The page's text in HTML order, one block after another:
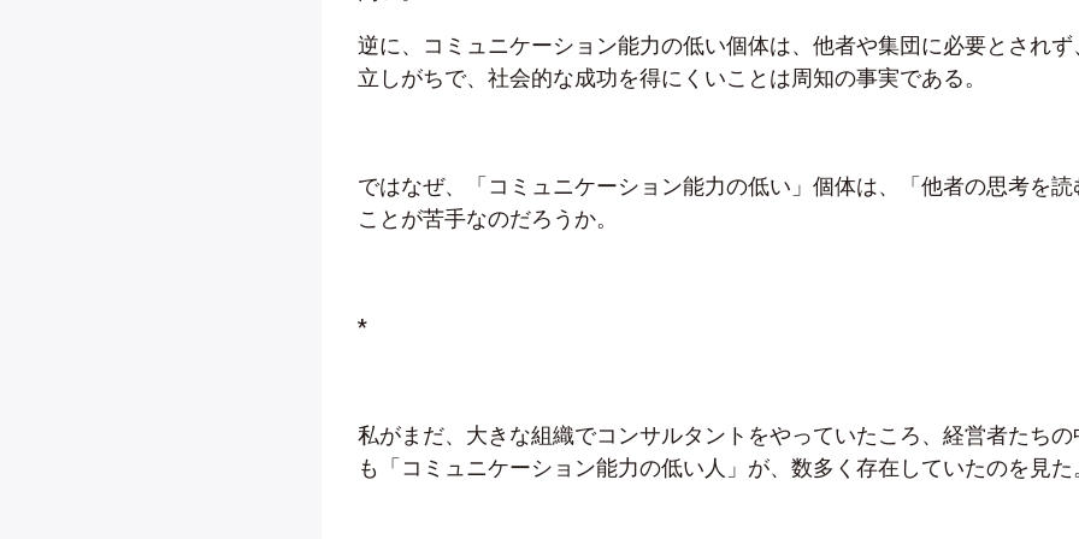
逆に、コミュニケーション能力の低い個体は、他者や集団に必要とされず
立しがちで、社会的な成功を得にくいことは周知の事実である。
ではなぜ、「コミュニケーション能力の低い」個体は、「他者の思考を読
ことが苦手なのだろうか。
*
私がまだ、大きな組織でコンサルタントをやっていたころ、経営者たちの
も「コミュニケーション能力の低い人」が、数多く存在していたのを見た